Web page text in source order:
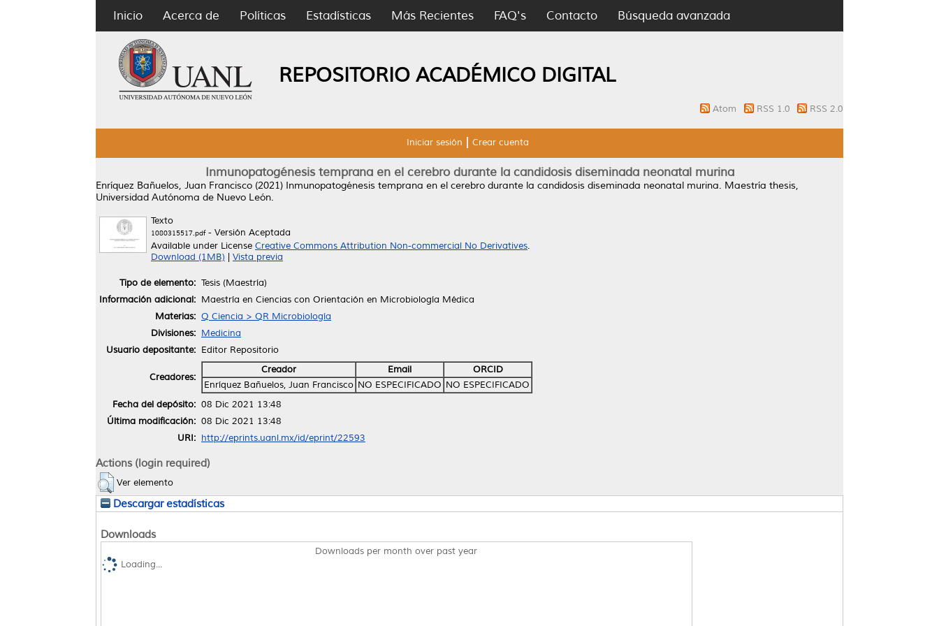
Inicio Acerca de Políticas Estadísticas Más Recientes FAQ's Contacto Búsqueda avanzada
REPOSITORIO ACADÉMICO DIGITAL
Atom RSS 1.0 RSS 2.0
Iniciar sesión Crear cuenta
Inmunopatogénesis temprana en el cerebro durante la candidosis diseminada neonatal murina
Enríquez Bañuelos, Juan Francisco (2021) Inmunopatogénesis temprana en el cerebro durante la candidosis diseminada neonatal murina. Maestría thesis,
Universidad Autónoma de Nuevo León.
Texto
1080315517.pdf- Versión Aceptada
Available under License Creative Commons Attribution Non-commercial No Derivatives.
Download (1MB)
Vista previa
Tipo de elemento: Tesis (Maestría)
Información adicional: Maestría en Ciencias con Orientación en Microbiología Médica
Materias: Q Ciencia > QR Microbiología
Divisiones: Medicina
Usuario depositante: Editor Repositorio
Creadores:
Creador Email
ORCID
Enríquez Bañuelos, Juan Francisco NO ESPECIFICADO NO ESPECIFICADO
Fecha del depósito: 08 Dic 2021 13:48
Última modificación: 08 Dic 2021 13:48
URI: http://eprints.uanl.mx/id/eprint/22593
Actions (login required)
Ver elemento
Descargar estadísticas
Downloads
Downloads per month over past year
Loading...